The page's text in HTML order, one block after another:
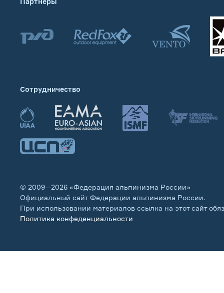
Сотрудничество
© 2009—2026 «Федерация альпинизма России»
Официальный сайт Федерации альпинизма России.
При использовании материалов ссылка на этот сайт
Политика конфеденциальности